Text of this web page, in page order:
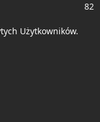
82
Użytkowników.